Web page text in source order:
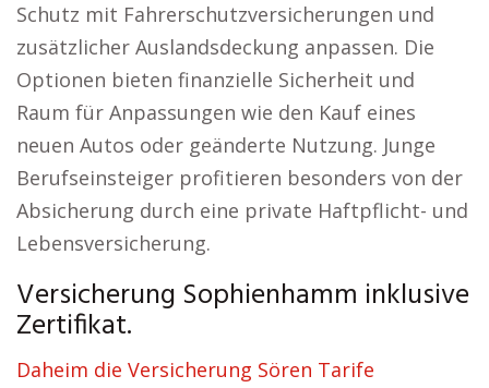
Schutz mit Fahrerschutzversicherungen und
zusätzlicher Auslandsdeckung anpassen. Die
Optionen bieten finanzielle Sicherheit und
Raum für Anpassungen wie den Kauf eines
neuen Autos oder geänderte Nutzung. Junge
Berufseinsteiger profitieren besonders von der
Absicherung durch eine private Haftpflicht- und
Lebensversicherung.
Versicherung Sophienhamm inklusive
Zertifikat.
Daheim die Versicherung Sören Tarife